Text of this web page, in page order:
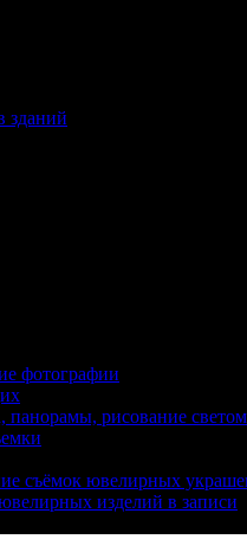
зданий
фотографии
рисование светом
съёмок ювелирных
изделий в записи